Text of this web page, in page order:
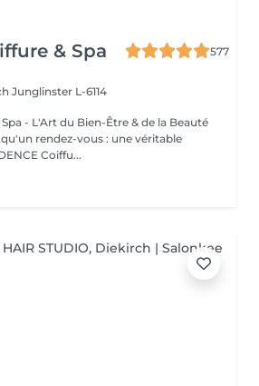
& Spa
577
Junglinster L-6114
- L'Art du Bien-Être & de la Beauté
rendez-vous : une véritable
EVIDENCE Coiffu...